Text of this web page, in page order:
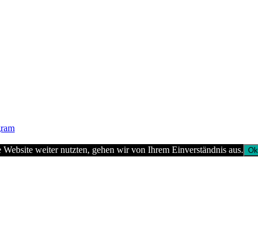
weiter nutzten, gehen wir von Ihrem Einverständnis aus. Ok